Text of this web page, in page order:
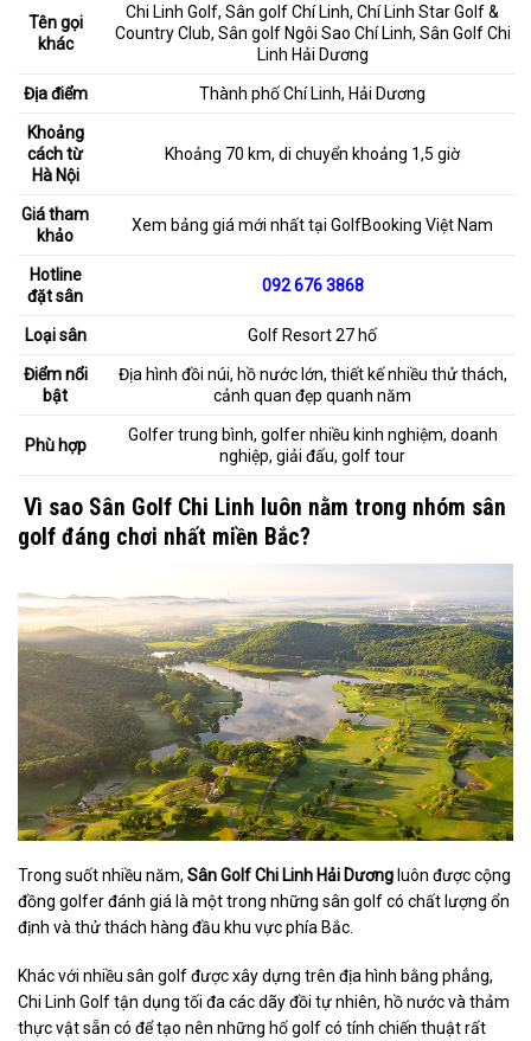
Tên gọi
khác
Chi Linh Golf, Sân golf Chí Linh, Chí Linh Star Golf &
Country Club, Sân golf Ngôi Sao Chí Linh, Sân Golf Chi
Linh Hải Dương
Địa điểm Thành phố Chí Linh, Hải Dương
Khoảng
cách từ
Hà Nội
Khoảng 70 km, di chuyển khoảng 1,5 giờ
Giá tham
khảo
Xem bảng giá mới nhất tại GolfBooking Việt Nam
Hotline
đặt sân
092 676 3868
Loại sân Golf Resort 27 hố
Điểm nổi
bật
Địa hình đồi núi, hồ nước lớn, thiết kế nhiều thử thách,
cảnh quan đẹp quanh năm
Phù hợp
Golfer trung bình, golfer nhiều kinh nghiệm, doanh
nghiệp, giải đấu, golf tour
Vì sao Sân Golf Chi Linh luôn nằm trong nhóm sân
golf đáng chơi nhất miền Bắc?
Trong suốt nhiều năm, Sân Golf Chi Linh Hải Dương luôn được cộng
đồng golfer đánh giá là một trong những sân golf có chất lượng ổn
định và thử thách hàng đầu khu vực phía Bắc.
Khác với nhiều sân golf được xây dựng trên địa hình bằng phẳng,
Chi Linh Golf tận dụng tối đa các dãy đồi tự nhiên, hồ nước và thảm
thực vật sẵn có để tạo nên những hố golf có tính chiến thuật rất